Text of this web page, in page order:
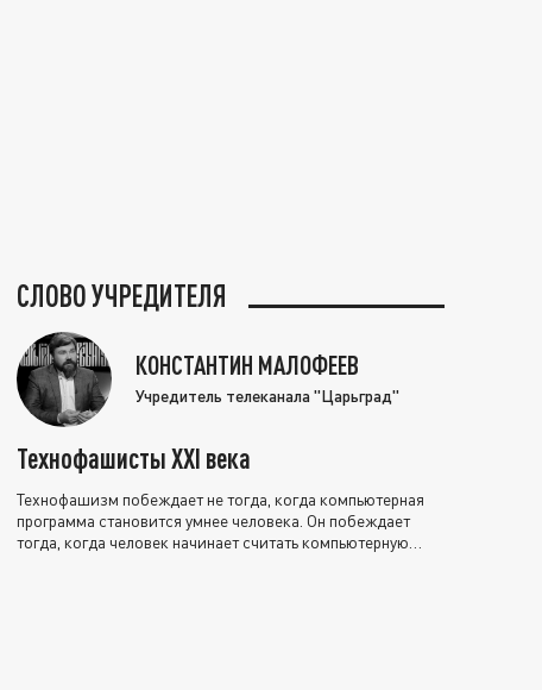
СЛОВО УЧРЕДИТЕЛЯ
КОНСТАНТИН МАЛОФЕЕВ
Учредитель телеканала "Царьград"
Технофашисты XXI века
Технофашизм побеждает не тогда, когда компьютерная
программа становится умнее человека. Он побеждает
тогда, когда человек начинает считать компьютерную